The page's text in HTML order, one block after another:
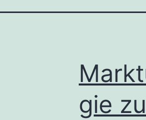
gie